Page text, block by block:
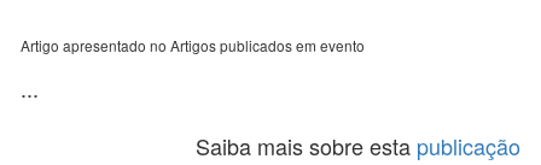
Artigo apresentado no Artigos publicados em evento
...
Saiba mais sobre esta publicação